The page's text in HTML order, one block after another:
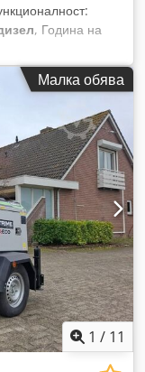
, Година на
и дизелова
енергийна
ефективност.
включване/
Гео
Вилично място за
LED
генератор
л Уловителен съд
с торсионна
Малка обява
1 / 11